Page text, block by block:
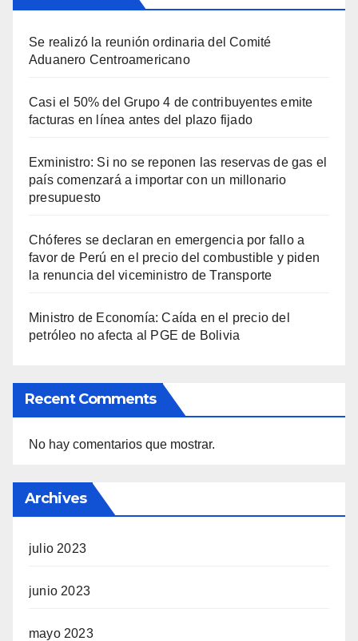
Se realizó la reunión ordinaria del Comité
Aduanero Centroamericano
Casi el 50% del Grupo 4 de contribuyentes emite
facturas en línea antes del plazo fijado
Exministro: Si no se reponen las reservas de gas el
país comenzará a importar con un millonario
presupuesto
Chóferes se declaran en emergencia por fallo a
favor de Perú en el precio del combustible y piden
la renuncia del viceministro de Transporte
Ministro de Economía: Caída en el precio del
petróleo no afecta al PGE de Bolivia
Recent Comments
No hay comentarios que mostrar.
Archives
julio 2023
junio 2023
mayo 2023